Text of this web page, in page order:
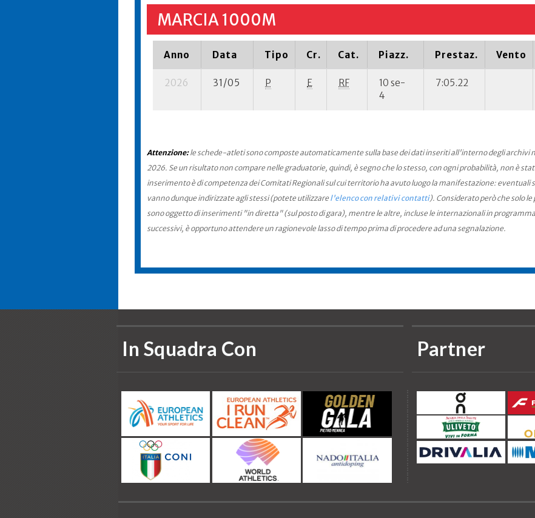
MARCIA 1000M
Anno Data Tipo Cr. Cat. Piazz. Prestaz. Vento
2026 31/05 P E RF
10 se-
4
7:05.22
Attenzione:le schede-atleti sono composte automaticamente sulla base dei dati inseriti all'interno degli archivi
2026. Se un risultato non compare nelle graduatorie, quindi, è segno che lo stesso, con ogni probabilità, non è
inserimento è di competenza dei Comitati Regionali sul cui territorio ha avuto luogo la manifestazione: eventuali
vanno dunque indirizzate agli stessi (potete utilizzare l'elenco con relativi contatti). Considerato però che solo
sono oggetto di inserimenti "in diretta" (sul posto di gara), mentre le altre, incluse le internazionali in
successivi, è opportuno attendere un ragionevole lasso di tempo prima di procedere ad una segnalazione.
In Squadra Con Partner